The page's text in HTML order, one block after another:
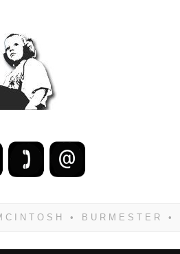
Und noch was: Hifi